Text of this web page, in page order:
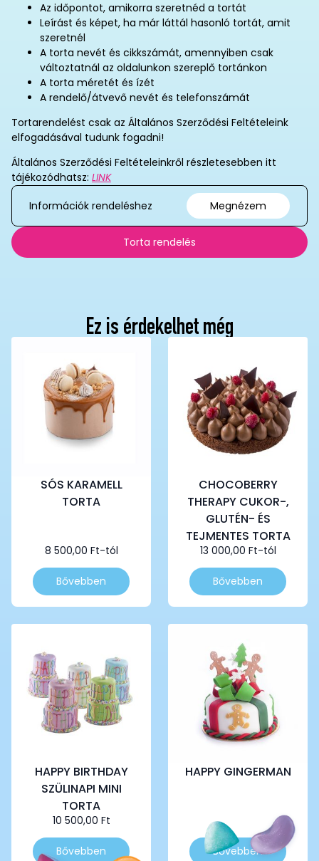
Az időpontot, amikorra szeretnéd a tortát
Leírást és képet, ha már láttál hasonló tortát, amit
szeretnél
A torta nevét és cikkszámát, amennyiben csak
változtatnál az oldalunkon szereplő tortánkon
A torta méretét és ízét
A rendelő/átvevő nevét és telefonszámát
Tortarendelést csak az Általános Szerződési Feltételeink
elfogadásával tudunk fogadni!
Általános Szerződési Feltételeinkről részletesebben itt
tájékozódhatsz: LINK
Információk rendeléshez
Megnézem
Torta rendelés
Ez is érdekelhet még
SÓS KARAMELL
TORTA
8 500,00 Ft-tól
Bővebben
Ennek
a
terméknek
van.
A
változatok
a
termékoldalon
választhatók
CHOCOBERRY
THERAPY CUKOR-,
GLUTÉN- ÉS
TEJMENTES TORTA
13 000,00 Ft-tól
Bővebben
Ennek
a
terméknek
változatok
termékoldalon
választhatók
HAPPY BIRTHDAY
SZÜLINAPI MINI
TORTA
10 500,00 Ft
Bővebben
Ennek
HAPPY GINGERMAN
Bővebben
Ennek